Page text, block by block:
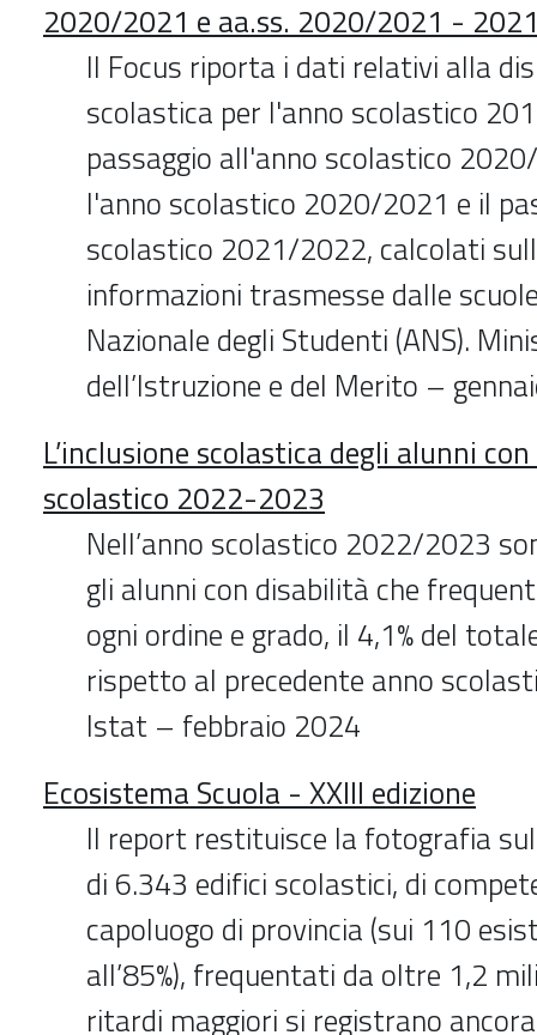
2020/2021 e aa.ss. 2020/2021 -
Il Focus riporta i dati relativi alla
scolastica per l'anno scolastico
passaggio all'anno scolastico
l'anno scolastico 2020/2021 e il
scolastico 2021/2022, calcolati
informazioni trasmesse dalle
Nazionale degli Studenti (ANS).
dell’Istruzione e del Merito –
L’inclusione scolastica degli alunni
scolastico 2022-2023
Nell’anno scolastico 2022/2023
gli alunni con disabilità che
ogni ordine e grado, il 4,1% del
rispetto al precedente anno
Istat – febbraio 2024
Ecosistema Scuola - XXIII edizione
Il report restituisce la fotografia
di 6.343 edifici scolastici, di
capoluogo di provincia (sui 110
all’85%), frequentati da oltre 1,2
ritardi maggiori si registrano